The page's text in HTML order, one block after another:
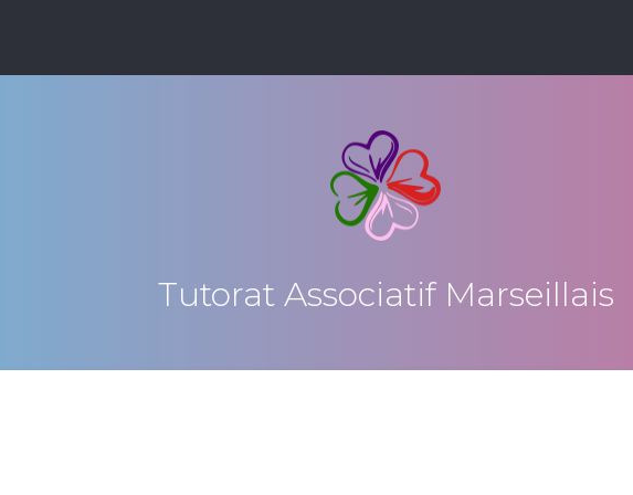
Tutorat Associatif Marseillais